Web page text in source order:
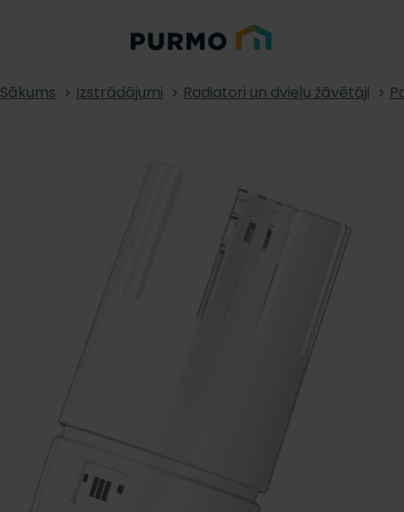
Sākums Izstrādājumi Radiatori un dvieļu žāvētāji